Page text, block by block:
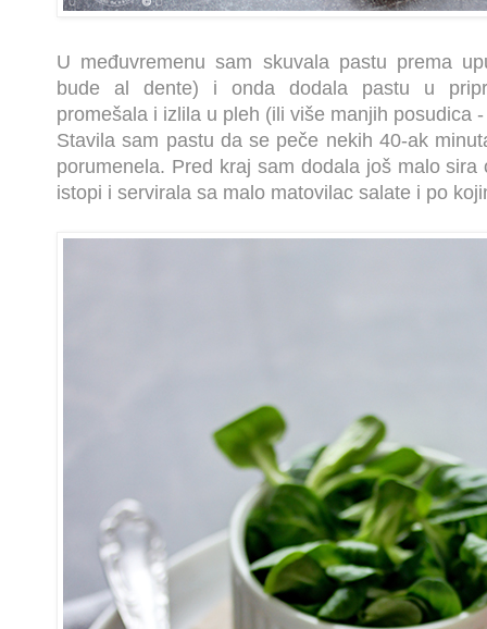
U međuvremenu sam skuvala pastu prema
bude al dente) i onda dodala pastu u
promešala i izlila u pleh (ili više manjih posudica
Stavila sam pastu da se peče nekih 40-ak
porumenela. Pred kraj sam dodala još malo
istopi i servirala sa malo matovilac salate i po